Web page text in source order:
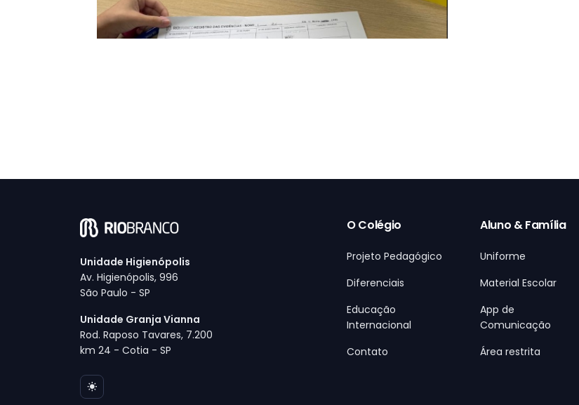
Unidade Higienópolis
Av. Higienópolis, 996
São Paulo - SP
Unidade Granja Vianna
Rod. Raposo Tavares, 7.200
km 24 - Cotia - SP
O Colégio
Projeto Pedagógico
Diferenciais
Educação
Internacional
Contato
Aluno & Família
Uniforme
Material Escolar
App de
Comunicação
Área restrita